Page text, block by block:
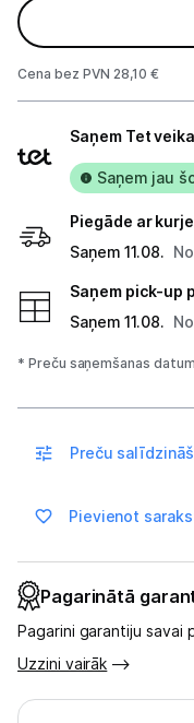
GAMING
Audio
Datoru
Mikrofoni
Datu nesēji
Drukas
Biroja
Cena bez PVN 28,10 €
veidi
Saņem Tet
Saņem jau
Piegāde ar
Saņem 11.08.
Saņem pick-up
Saņem 11.08.
* Preču saņemšanas
Preču
Pievienot
Pagarinātā
Pagarini garantiju savai
Uzzini vairāk